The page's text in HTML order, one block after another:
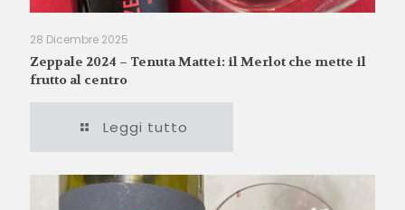
28 Dicembre 2025
Zeppale 2024 – Tenuta Mattei: il Merlot che mette il
frutto al centro
Leggi tutto